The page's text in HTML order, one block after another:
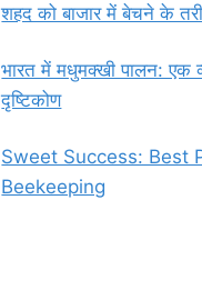
शहद को बाजार में बेचने के
भारत में मधुमक्खी पालन: एक
दृष्टिकोण
Sweet Success: Best
Beekeeping